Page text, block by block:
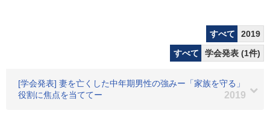
すべて
2019
すべて
学会発表 (1件)
[学会発表] 妻を亡くした中年期男性の強みー「家族を守る」
役割に焦点を当ててー
2019